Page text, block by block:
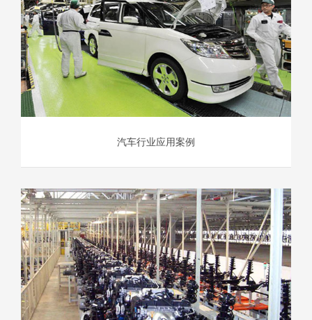
汽车行业应用案例